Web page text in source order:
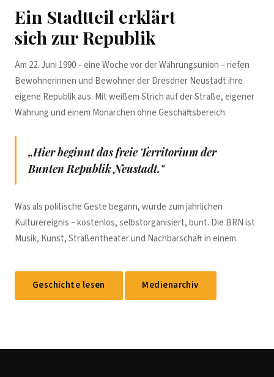
Ein Stadtteil erklärt
sich zur Republik
Am 22. Juni 1990 – eine Woche vor der Währungsunion – riefen
Bewohnerinnen und Bewohner der Dresdner Neustadt ihre
eigene Republik aus. Mit weißem Strich auf der Straße, eigener
Währung und einem Monarchen ohne Geschäftsbereich.
„Hier beginnt das freie Territorium der
Bunten Republik Neustadt."
Was als politische Geste begann, wurde zum jährlichen
Kulturereignis – kostenlos, selbstorganisiert, bunt. Die BRN ist
Musik, Kunst, Straßentheater und Nachbarschaft in einem.
Geschichte lesen Medienarchiv